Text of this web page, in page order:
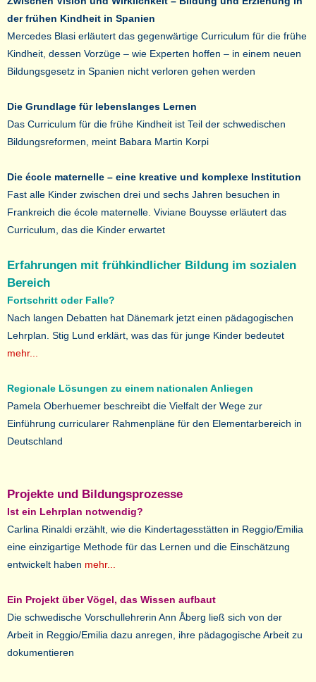
der frühen Kindheit in Spanien
Mercedes Blasi erläutert das gegenwärtige Curriculum für die frühe
Kindheit, dessen Vorzüge – wie Experten hoffen – in einem neuen
Bildungsgesetz in Spanien nicht verloren gehen werden
Die Grundlage für lebenslanges Lernen
Das Curriculum für die frühe Kindheit ist Teil der schwedischen
Bildungsreformen, meint Babara Martin Korpi
Die école maternelle – eine kreative und komplexe Institution
Fast alle Kinder zwischen drei und sechs Jahren besuchen in
Frankreich die école maternelle. Viviane Bouysse erläutert das
Curriculum, das die Kinder erwartet
Erfahrungen mit frühkindlicher Bildung im sozialen
Bereich
Fortschritt oder Falle?
Nach langen Debatten hat Dänemark jetzt einen pädagogischen
Lehrplan. Stig Lund erklärt, was das für junge Kinder bedeutet
mehr...
Regionale Lösungen zu einem nationalen Anliegen
Pamela Oberhuemer beschreibt die Vielfalt der Wege zur
Einführung curricularer Rahmenpläne für den Elementarbereich in
Deutschland
Projekte und Bildungsprozesse
Ist ein Lehrplan notwendig?
Carlina Rinaldi erzählt, wie die Kindertagesstätten in Reggio/Emilia
eine einzigartige Methode für das Lernen und die Einschätzung
entwickelt haben mehr...
Ein Projekt über Vögel, das Wissen aufbaut
Die schwedische Vorschullehrerin Ann Åberg ließ sich von der
Arbeit in Reggio/Emilia dazu anregen, ihre pädagogische Arbeit zu
dokumentieren